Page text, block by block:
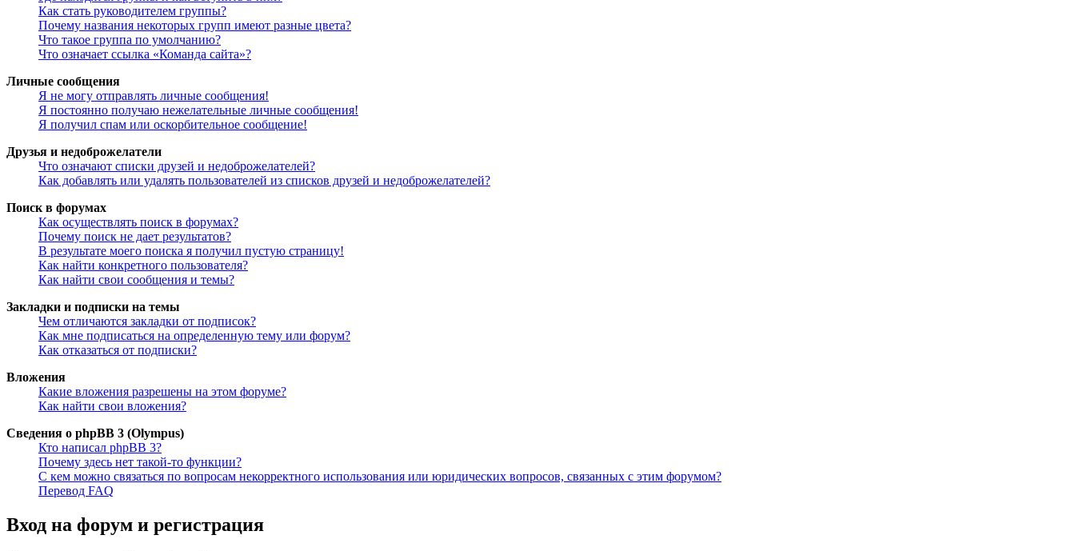
Как стать руководителем группы?
Почему названия некоторых групп имеют разные цвета?
Что такое группа по умолчанию?
Что означает ссылка «Команда сайта»?
Личные сообщения
Я не могу отправлять личные сообщения!
Я постоянно получаю нежелательные личные сообщения!
Я получил спам или оскорбительное сообщение!
Друзья и недоброжелатели
Что означают списки друзей и недоброжелателей?
Как добавлять или удалять пользователей из списков друзей и недоброжелателей?
Поиск в форумах
Как осуществлять поиск в форумах?
Почему поиск не дает результатов?
В результате моего поиска я получил пустую страницу!
Как найти конкретного пользователя?
Как найти свои сообщения и темы?
Закладки и подписки на темы
Чем отличаются закладки от подписок?
Как мне подписаться на определенную тему или форум?
Как отказаться от подписки?
Вложения
Какие вложения разрешены на этом форуме?
Как найти свои вложения?
Сведения о phpBB 3 (Olympus)
Кто написал phpBB 3?
Почему здесь нет такой-то функции?
С кем можно связаться по вопросам некорректного использования или юридических вопросов, связанных с этим форумом?
Перевод FAQ
Вход на форум и регистрация